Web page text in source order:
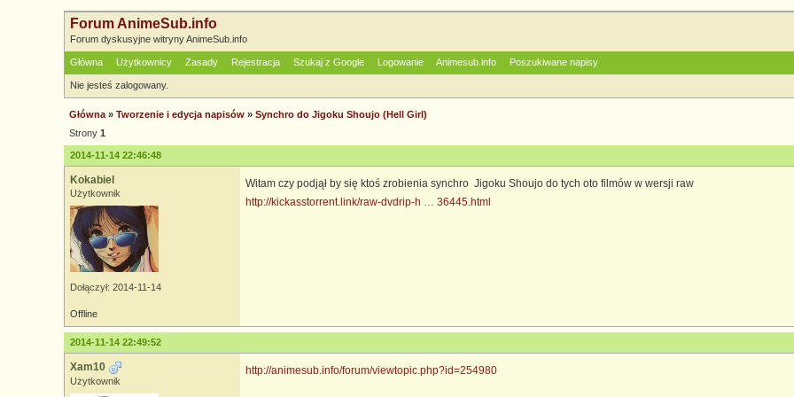
Forum AnimeSub.info
Forum dyskusyjne witryny AnimeSub.info
Główna Użytkownicy Zasady Rejestracja Szukaj z Google Logowanie Animesub.info Poszukiwane napisy
Nie jesteś zalogowany.
Główna » Tworzenie i edycja napisów » Synchro do Jigoku Shoujo (Hell Girl)
Strony 1
2014-11-14 22:46:48
Kokabiel
Użytkownik
Dołączył: 2014-11-14
Witam czy podjął by się ktoś zrobienia synchro Jigoku Shoujo do tych oto filmów w wersji raw
http://kickasstorrent.link/raw-dvdrip-h … 36445.html
Offline
2014-11-14 22:49:52
Xam10
Użytkownik
http://animesub.info/forum/viewtopic.php?id=254980